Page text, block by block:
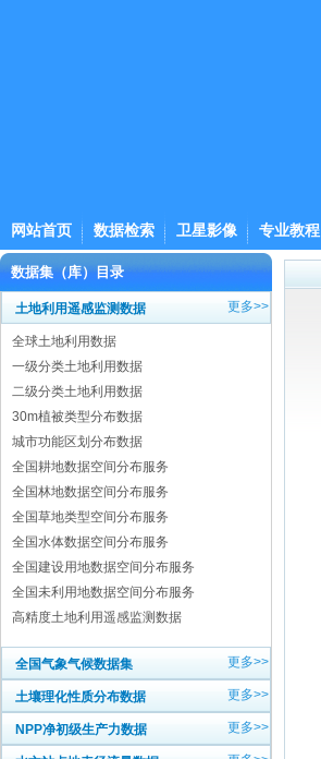
网站首页 数据检索 卫星影像 专业教程
数据集（库）目录
土地利用遥感监测数据 更多>>
全球土地利用数据
一级分类土地利用数据
二级分类土地利用数据
30m植被类型分布数据
城市功能区划分布数据
全国耕地数据空间分布服务
全国林地数据空间分布服务
全国草地类型空间分布服务
全国水体数据空间分布服务
全国建设用地数据空间分布服务
全国未利用地数据空间分布服务
高精度土地利用遥感监测数据
全国气象气候数据集 更多>>
土壤理化性质分布数据 更多>>
NPP净初级生产力数据 更多>>